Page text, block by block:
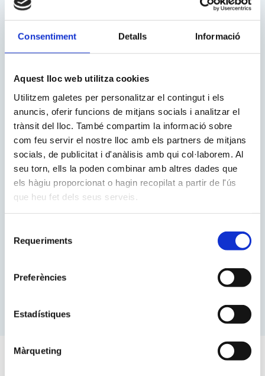
Consentiment Detalls Informació
Aquest lloc web utilitza cookies
Utilitzem galetes per personalitzar el contingut i els
anuncis, oferir funcions de mitjans socials i analitzar el
trànsit del lloc. També compartim la informació sobre
com feu servir el nostre lloc amb els partners de mitjans
socials, de publicitat i d'anàlisis amb qui col·laborem. Al
seu torn, ells la poden combinar amb altres dades que
els hàgiu proporcionat o hagin recopilat a partir de l'ús
que heu fet dels seus serveis.
Requeriments
Preferències
Estadístiques
Màrqueting
flexible
A Pàlcam, la tecnologia està
Amb6 aules d’informàtica
equipades amb més de 500
dispositius, a més d’Pads i aules
mòbils, oferim als alumnes les eines
que necessiten perdesenvolupar les
competències digitals i creatives.